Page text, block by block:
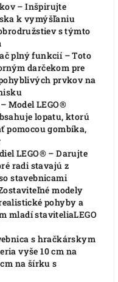
– Inšpirujte
k vymýšľaniu
s týmto
plný funkcií – Toto
darčekom pre
prvkov na
Model LEGO®
lopatu, ktorú
pomocou gombíka,
LEGO® – Darujte
radi stavajú z
stavebnicami
modely
pohyby a
mladí staviteliaLEGO
s hračkárskym
vyše 10 cm na
na šírku s